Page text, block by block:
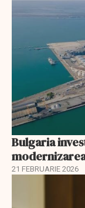
Bulgaria
21 FEBRUARIE 2026